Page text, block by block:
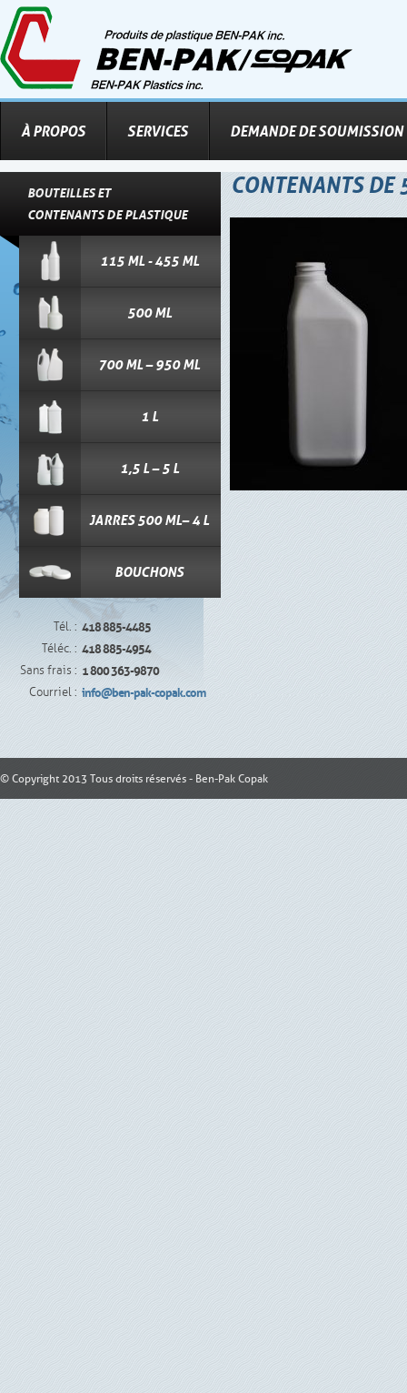
À PROPOS SERVICES DEMANDE DE SOUMISSION
BOUTEILLES ET
CONTENANTS DE PLASTIQUE
115 ML - 455 ML
500 ML
700 ML – 950 ML
1 L
1,5 L – 5 L
JARRES 500 ML– 4 L
BOUCHONS
Tél. : 418 885-4485
Téléc. : 418 885-4954
Sans frais : 1 800 363-9870
Courriel : info@ben-pak-copak.com
CONTENANTS DE
© Copyright 2013 Tous droits réservés - Ben-Pak Copak